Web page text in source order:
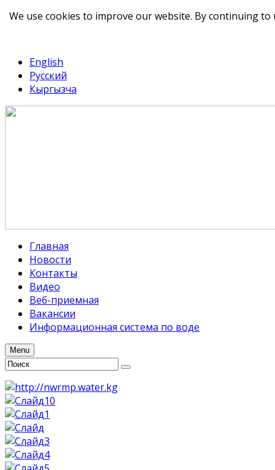
English
Русский
Кыргызча
Главная
Новости
Контакты
Видео
Веб-приемная
Вакансии
Информационная система по воде
Menu
We use cookies to improve our website. By continuing